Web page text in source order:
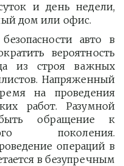
и день недели,
дом или офис.
авто в
вероятность
из строя важных
Напряженный
на проведения
работ. Разумной
обращение к
поколения.
операций в
в безупречным